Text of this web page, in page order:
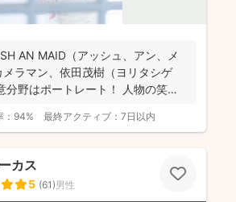
AN MAID（アッシュ、アン、メ
ラマン、依田茂樹（ヨリタシゲ
分野はポートレート！ 人物の笑顔
94% 最終アクティブ： 7日以内
カス
5 (61)男性